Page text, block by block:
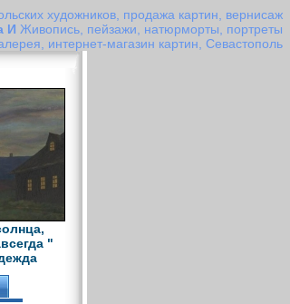
художников, продажа картин, вернисаж
И Живопись, пейзажи, натюрморты, портреты
интернет-магазин картин, Севастополь
"